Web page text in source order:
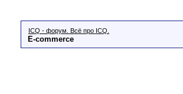
ICQ - форум. Всё про ICQ.
E-commerce